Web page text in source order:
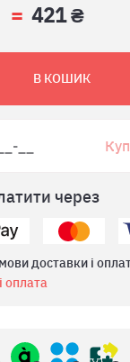
421 ₴
В КОШИК
через
доставки і
оплата